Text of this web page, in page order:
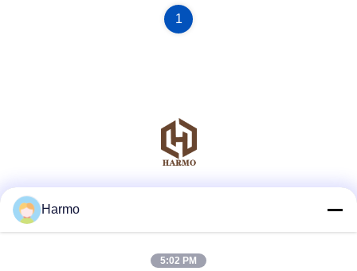
1
Harmo
5:02 PM